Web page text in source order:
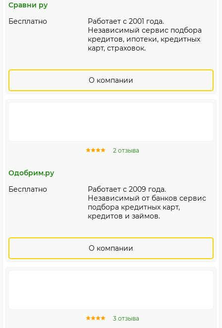
Сравни ру
Бесплатно
Работает с 2001 года.
Независимый сервис подбора
кредитов, ипотеки, кредитных
карт, страховок.
О компании
2 отзыва
Одобрим.ру
Бесплатно
Работает с 2009 года.
Независимый от банков сервис
подбора кредитных карт,
кредитов и займов.
О компании
3 отзыва